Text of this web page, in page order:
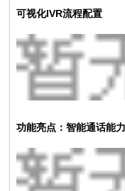
可视化IVR流程配置
功能亮点：智能通话能